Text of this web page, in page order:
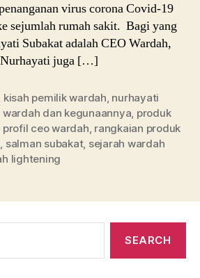
virus corona Covid-19
sejumlah rumah sakit. Bagi yang
Subakat adalah CEO Wardah,
juga […]
kisah pemilik wardah, nurhayati
wardah dan kegunaannya, produk
profil ceo wardah, rangkaian produk
, salman subakat, sejarah wardah
lightening